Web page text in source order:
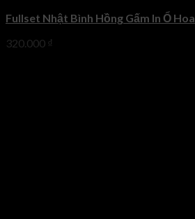
Fullset Nhật Bình Hồng Gấm In Ổ Hoa
320.000 ₫